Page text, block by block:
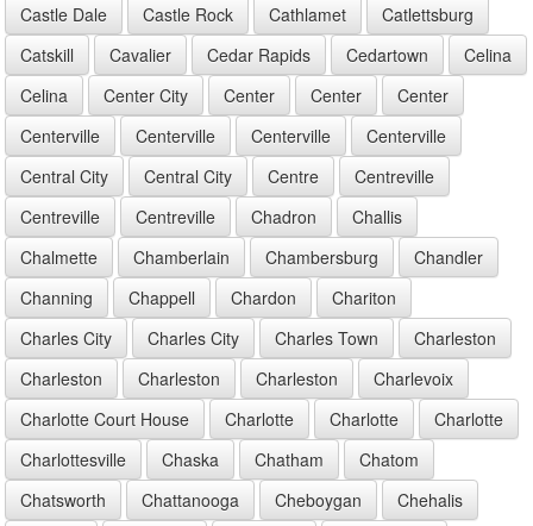
Castle Dale
Castle Rock Cathlamet
Catlettsburg
Catskill
Cavalier Cedar Rapids Cedartown
Celina
Celina
Center City Center Center
Center
Centerville
Centerville Centerville
Centerville
Central City
Central City Centre
Centreville
Centreville
Centreville Chadron
Challis
Chalmette
Chamberlain Chambersburg
Chandler
Channing
Chappell Chardon
Chariton
Charles City
Charles City Charles Town
Charleston
Charleston
Charleston Charleston
Charlevoix
Charlotte Court House
Charlotte Charlotte
Charlotte
Charlottesville
Chaska Chatham
Chatom
Chatsworth
Chattanooga Cheboygan
Chehalis